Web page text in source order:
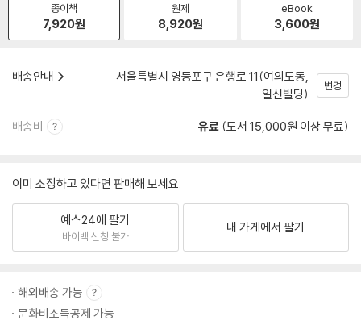
종이책
7,920원
원제
8,920원
eBook
3,600원
배송안내
서울특별시 영등포구 은행로 11(여의도동,
일신빌딩)
변경
배송비 유료 (도서 15,000원 이상 무료)
이미 소장하고 있다면 판매해 보세요.
예스24에 팔기
바이백 신청 불가
내 가게에서 팔기
해외배송 가능
문화비소득공제 가능